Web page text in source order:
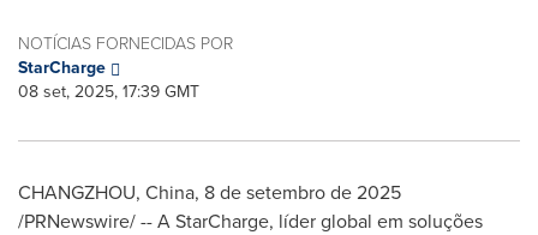
NOTÍCIAS FORNECIDAS POR
StarCharge
08 set, 2025, 17:39 GMT
CHANGZHOU, China, 8 de setembro de 2025
/PRNewswire/ -- A StarCharge, líder global em soluções